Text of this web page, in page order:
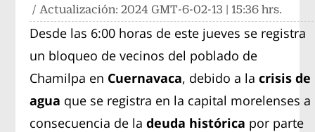
/ Actualización:2024 GMT-6-02-13 | 15:36 hrs.
Desde las 6:00 horas de este jueves se registra
un bloqueo de vecinos del poblado de
Chamilpa en Cuernavaca, debido a lacrisis de
agua que se registra en la capital morelenses a
consecuencia de ladeuda histórica por parte